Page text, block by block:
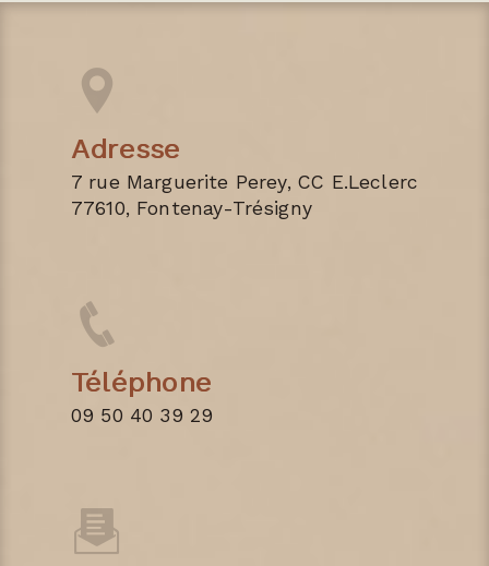
Adresse
7 rue Marguerite Perey, CC E.Leclerc
77610, Fontenay-Trésigny
Téléphone
09 50 40 39 29